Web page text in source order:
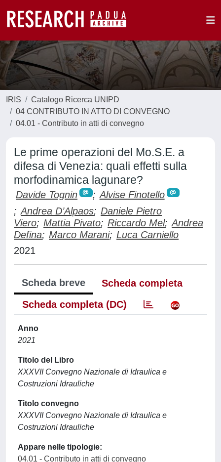
IRIS
Catalogo Ricerca UNIPD
04 CONTRIBUTO IN ATTO DI CONVEGNO
04.01 - Contributo in atti di convegno
Le prime operazioni del Mo.S.E. a
difesa di Venezia: quali effetti sulla
morfodinamica lagunare?
Davide Tognin ; Alvise Finotello
; Andrea D’Alpaos; Daniele Pietro
Viero; Mattia Pivato; Riccardo Mel; Andrea
Defina; Marco Marani; Luca Carniello
2021
Scheda breve
Scheda completa
Scheda completa (DC)
Anno
2021
Titolo del Libro
XXXVII Convegno Nazionale di Idraulica e
Costruzioni Idrauliche
Titolo convegno
XXXVII Convegno Nazionale di Idraulica e
Costruzioni Idrauliche
Appare nelle tipologie:
04.01 - Contributo in atti di convegno